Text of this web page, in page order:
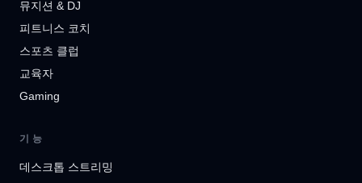
뮤지션 & DJ
피트니스 코치
스포츠 클럽
교육자
Gaming
기능
데스크톱 스트리밍